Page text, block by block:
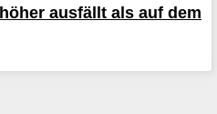
ausfällt als auf dem